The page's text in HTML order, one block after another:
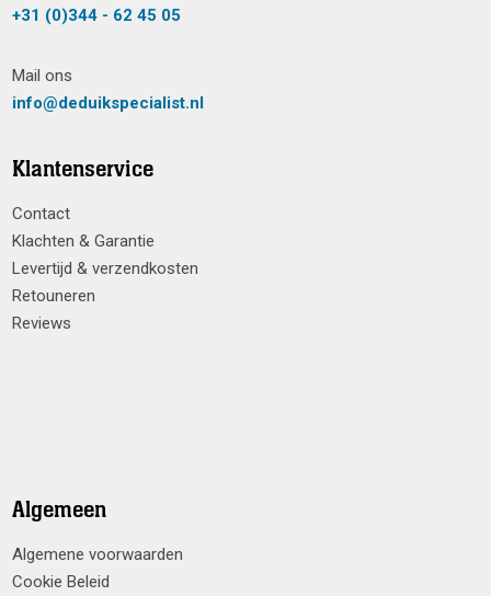
+31 (0)344 - 62 45 05
Mail ons
info@deduikspecialist.nl
Klantenservice
Contact
Klachten & Garantie
Levertijd & verzendkosten
Retouneren
Reviews
Algemeen
Algemene voorwaarden
Cookie Beleid